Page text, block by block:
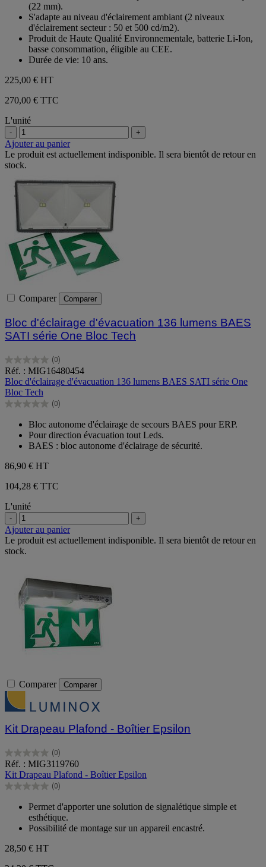
(22 mm).
S'adapte au niveau d'éclairement ambiant (2 niveaux
d'éclairement secteur : 50 et 500 cd/m2).
Produit de Haute Qualité Environnementale, batterie Li-Ion,
basse consommation, éligible au CEE.
Durée de vie: 10 ans.
225,00 € HT
270,00 € TTC
L'unité
- +
Ajouter au panier
Le produit est actuellement indisponible. Il sera bientôt de retour en
stock.
Comparer Comparer
Bloc d'éclairage d'évacuation 136 lumens BAES
SATI série One Bloc Tech
(0)
0.0
sur
5
étoiles.
Réf. : MIG16480454
Bloc d'éclairage d'évacuation 136 lumens BAES SATI série One
Bloc Tech
(0)
0.0
étoiles.
Bloc autonome d'éclairage de secours BAES pour ERP.
Pour direction évacuation tout Leds.
BAES : bloc autonome d'éclairage de sécurité.
86,90 € HT
104,28 € TTC
L'unité
- +
Ajouter au panier
Le produit est actuellement indisponible. Il sera bientôt de retour en
stock.
Comparer Comparer
Kit Drapeau Plafond - Boîtier Epsilon
(0)
0.0
sur
5
étoiles.
Réf. : MIG3119760
Kit Drapeau Plafond - Boîtier Epsilon
(0)
0.0
étoiles.
Permet d'apporter une solution de signalétique simple et
esthétique.
Possibilité de montage sur un appareil encastré.
28,50 € HT